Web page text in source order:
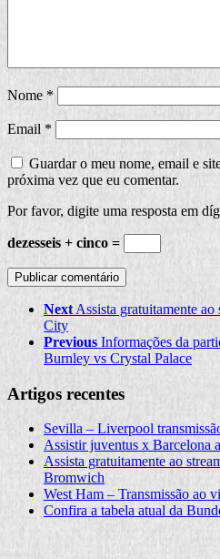
Nome *
Email *
Guardar o meu nome, email e
próxima vez que eu comentar.
Por favor, digite uma resposta em
dezesseis + cinco =
Next Assista gratuitamente
City
Previous Informações da
Burnley vs Crystal Palace
Artigos recentes
Sevilla – Liverpool
Assistir juventus x Barcelona
Assista gratuitamente ao
Bromwich
West Ham – Transmissão ao
Confira a tabela atual da